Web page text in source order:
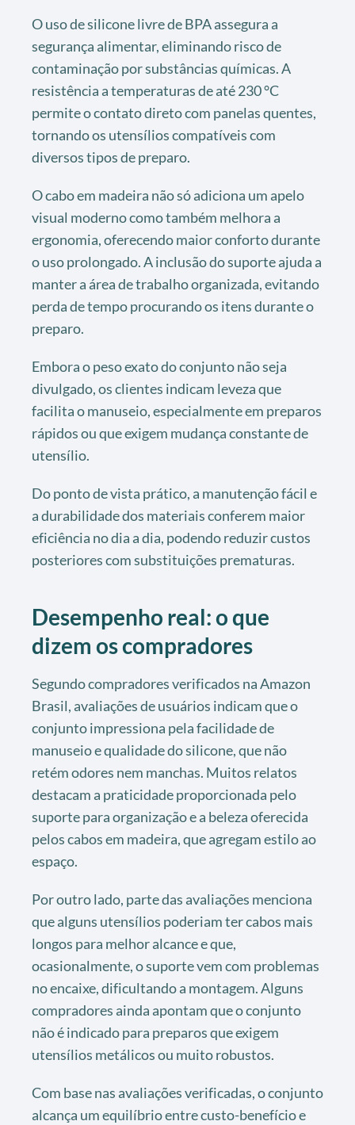
O uso de silicone livre de BPA assegura a
segurança alimentar, eliminando risco de
contaminação por substâncias químicas. A
resistência a temperaturas de até 230 °C
permite o contato direto com panelas quentes,
tornando os utensílios compatíveis com
diversos tipos de preparo.
O cabo em madeira não só adiciona um apelo
visual moderno como também melhora a
ergonomia, oferecendo maior conforto durante
o uso prolongado. A inclusão do suporte ajuda a
manter a área de trabalho organizada, evitando
perda de tempo procurando os itens durante o
preparo.
Embora o peso exato do conjunto não seja
divulgado, os clientes indicam leveza que
facilita o manuseio, especialmente em preparos
rápidos ou que exigem mudança constante de
utensílio.
Do ponto de vista prático, a manutenção fácil e
a durabilidade dos materiais conferem maior
eficiência no dia a dia, podendo reduzir custos
posteriores com substituições prematuras.
Desempenho real: o que
dizem os compradores
Segundo compradores verificados na Amazon
Brasil, avaliações de usuários indicam que o
conjunto impressiona pela facilidade de
manuseio e qualidade do silicone, que não
retém odores nem manchas. Muitos relatos
destacam a praticidade proporcionada pelo
suporte para organização e a beleza oferecida
pelos cabos em madeira, que agregam estilo ao
espaço.
Por outro lado, parte das avaliações menciona
que alguns utensílios poderiam ter cabos mais
longos para melhor alcance e que,
ocasionalmente, o suporte vem com problemas
no encaixe, dificultando a montagem. Alguns
compradores ainda apontam que o conjunto
não é indicado para preparos que exigem
utensílios metálicos ou muito robustos.
Com base nas avaliações verificadas, o conjunto
alcança um equilíbrio entre custo-benefício e